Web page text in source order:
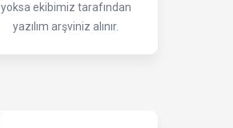
yoksa ekibimiz tarafından
yazılım arşviniz alınır.